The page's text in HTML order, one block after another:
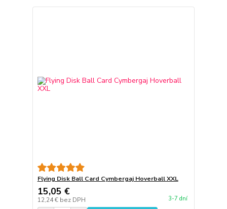
Flying Disk Ball Card Cymbergaj Hoverball XXL
15,05 €
12,24 € bez DPH 3-7 dní